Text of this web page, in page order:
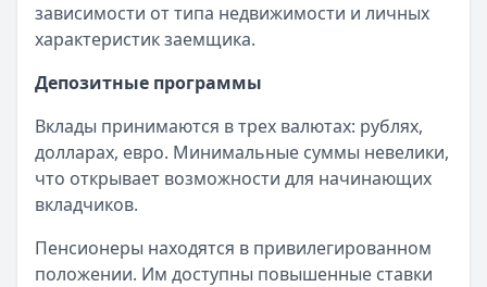
зависимости от типа недвижимости и личных
характеристик заемщика.
Депозитные программы
Вклады принимаются в трех валютах: рублях,
долларах, евро. Минимальные суммы невелики,
что открывает возможности для начинающих
вкладчиков.
Пенсионеры находятся в привилегированном
положении. Им доступны повышенные ставки